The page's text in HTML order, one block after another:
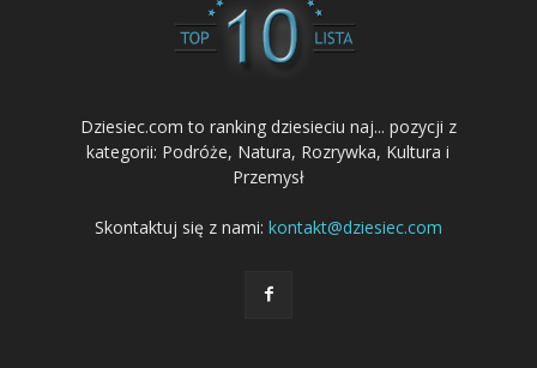
Dziesiec.com to ranking dziesieciu naj... pozycji z
kategorii: Podróże, Natura, Rozrywka, Kultura i
Przemysł
Skontaktuj się z nami: kontakt@dziesiec.com